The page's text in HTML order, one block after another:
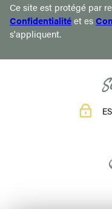
Ce site est protégé par
Confidentialitéet es
s'appliquent.